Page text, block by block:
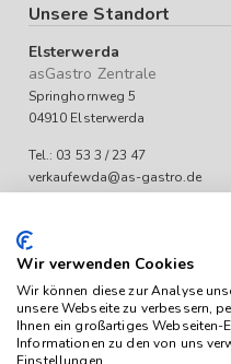
Unsere Standort
Elsterwerda
asGastro Zentrale
Springhornweg 5
04910 Elsterwerda
Tel.: 03 53 3 / 23 47
verkaufewda@as-gastro.de
Mo-Fr 09:00 bis 17:00 Uhr
Wir verwenden Cookies
Wir können diese zur Analyse
unsere Webseite zu verbessern,
Ihnen ein großartiges Webseiten-
Informationen zu den von uns